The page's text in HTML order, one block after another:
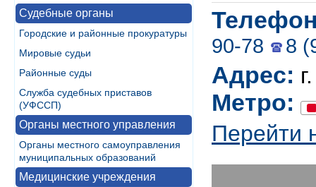
Судебные органы
Городские и районные прокуратуры
Мировые судьи
Районные суды
Служба судебных приставов
(УФССП)
Органы местного управления
Органы местного самоуправления
муниципальных образований
Медицинские учреждения
90-78 8
Адрес:
Метро:
Перейти